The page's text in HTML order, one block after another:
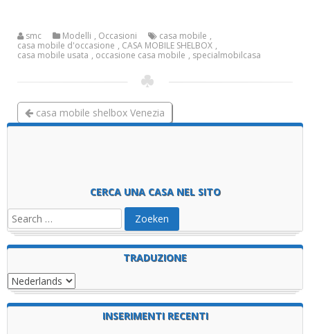
smc Modelli , Occasioni casa mobile ,
casa mobile d'occasione , CASA MOBILE SHELBOX ,
casa mobile usata , occasione casa mobile , specialmobilcasa
casa mobile shelbox Venezia
CERCA UNA CASA NEL SITO
TRADUZIONE
INSERIMENTI RECENTI